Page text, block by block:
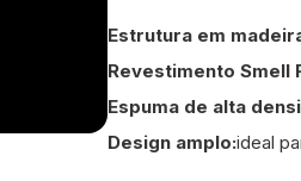
Estrutura em
Revestimento Smell
Espuma de alta
Design amplo:ideal